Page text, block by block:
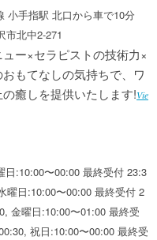
小手指駅 北口から車で10分
市北中2-271
ー×セラピストの技術力×
もてなしの気持ちで、ワ
癒しを提供いたします!Vie
日:10:00〜00:00 最終受付 23:3
曜日:10:00〜00:00 最終受付 2
金曜日:10:00〜01:00 最終受
祝日:10:00〜00:00 最終受